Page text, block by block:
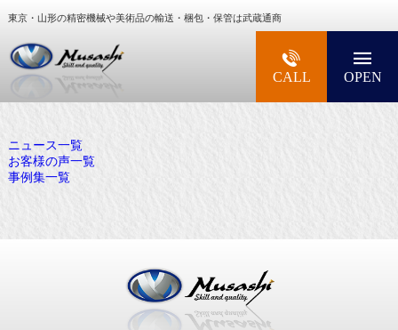
東京・山形の精密機械や美術品の輸送・梱包・保管は武蔵通商
大型精密機械・美術品・高級楽器の梱包・輸送
CALL OPEN
ニュース一覧
お客様の声一覧
事例集一覧